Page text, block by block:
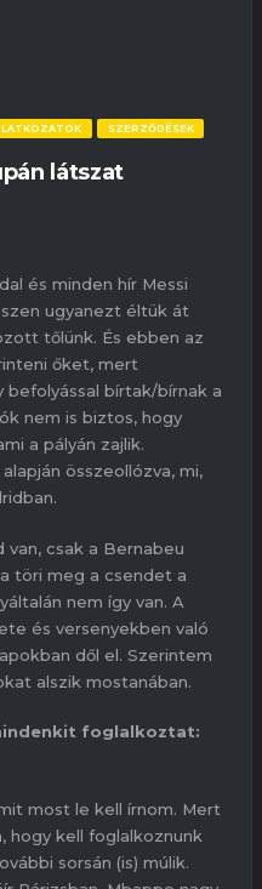
SZERZŐDÉSEK
látszat
és minden hír Messi
ugyanezt éltük át
tőlünk. És ebben az
őket, mert
befolyással bírtak/bírnak a
nem is biztos, hogy
a pályán zajlik.
összeollózva, mi,
van, csak a Bernabeu
töri meg a csendet a
nem így van. A
és versenyekben való
dől el. Szerintem
alszik mostanában.
foglalkoztat:
most le kell írnom. Mert
hogy kell foglalkoznunk
sorsán (is) múlik.